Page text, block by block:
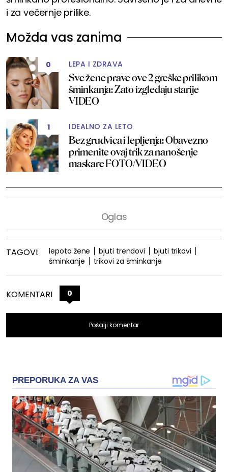
i za večernje prilike.
Možda vas zanima
0 LEPA I ZDRAVA
Sve žene prave ove 2 greške prilikom
šminkanja: Zato izgledaju starije
VIDEO
1 IDEALNO ZA LETO
Bez grudvica i lepljenja: Obavezno
primenite ovaj trik za nanošenje
maskare FOTO/VIDEO
TAGOVI: lepota žene bjuti trendovi
bjuti trikovi
šminkanje
trikovi za šminkanje
KOMENTARI 0
Pošalji komentar
PREPORUKA ZA VAS